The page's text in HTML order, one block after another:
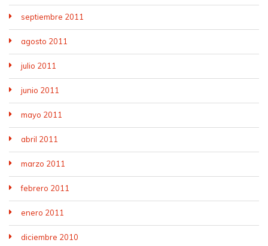
septiembre 2011
agosto 2011
julio 2011
junio 2011
mayo 2011
abril 2011
marzo 2011
febrero 2011
enero 2011
diciembre 2010